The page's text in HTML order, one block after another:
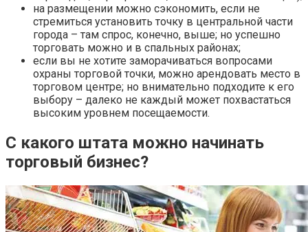
на размещении можно сэкономить, если не
стремиться установить точку в центральной части
города – там спрос, конечно, выше; но успешно
торговать можно и в спальных районах;
если вы не хотите заморачиваться вопросами
охраны торговой точки, можно арендовать место в
торговом центре; но внимательно подходите к его
выбору – далеко не каждый может похвастаться
высоким уровнем посещаемости.
С какого штата можно начинать
торговый бизнес?